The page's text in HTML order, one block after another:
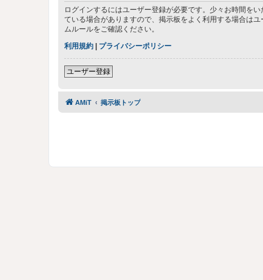
ログインするにはユーザー登録が必要です。少々お時間を
ている場合がありますので、掲示板をよく利用する場合は
ムルールをご確認ください。
利用規約
プライバシーポリシー
ユーザー登録
AMiT 掲示板トップ